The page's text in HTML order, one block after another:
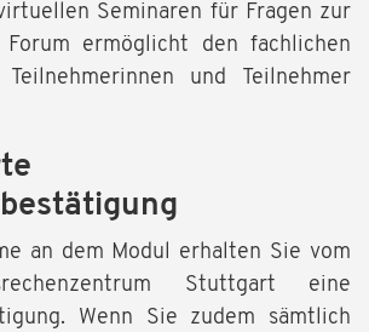
Seminaren für Fragen zur
Forum ermöglicht den fachlichen
und Teilnehmer
an dem Modul erhalten Sie vom
Stuttgart eine
Wenn Sie zudem sämtlich